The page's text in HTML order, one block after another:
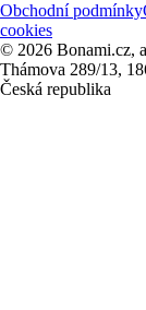
Obchodní podmínky
cookies
© 2026 Bonami.cz,
Thámova 289/13,
Česká republika